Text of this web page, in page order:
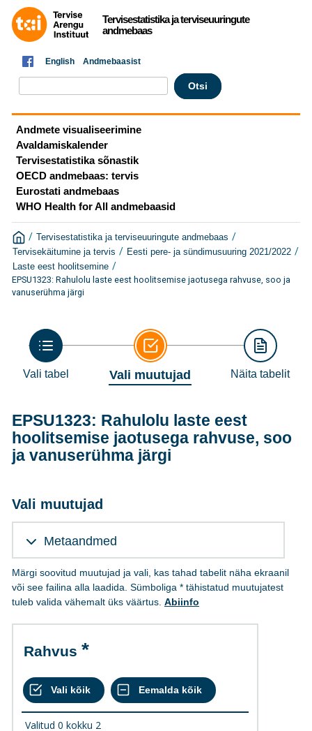
Tervisestatistika ja terviseuuringute
andmebaas
English Andmebaasist
Andmete visualiseerimine
Avaldamiskalender
Tervisestatistika sõnastik
OECD andmebaas: tervis
Eurostati andmebaas
WHO Health for All andmebaasid
/ Tervisestatistika ja terviseuuringute andmebaas /
Tervisekäitumine ja tervis / Eesti pere- ja sündimusuuring 2021/2022 /
Laste eest hoolitsemine /
EPSU1323: Rahulolu laste eest hoolitsemise jaotusega rahvuse, soo ja
vanuserühma järgi
Vali tabel Vali muutujad Näita tabelit
EPSU1323: Rahulolu laste eest
hoolitsemise jaotusega rahvuse, soo
ja vanuserühma järgi
Vali muutujad
Metaandmed
Märgi soovitud muutujad ja vali, kas tahad tabelit näha ekraanil
või see failina alla laadida. Sümboliga * tähistatud muutujatest
tuleb valida vähemalt üks väärtus. Abiinfo
Rahvus
Valitud 0 kokku 2